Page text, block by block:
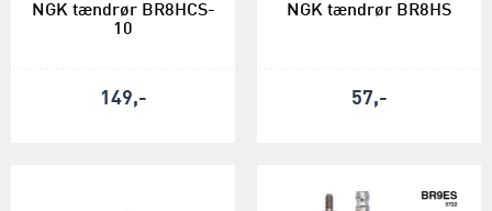
NGK tændrør BR8HCS-
10
149,-
NGK tændrør BR8HS
57,-